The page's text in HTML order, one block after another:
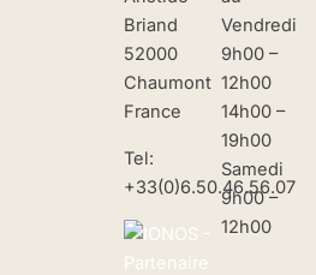
Briand
52000
Chaumont
France
Tel:
+33(0)6.50.46.56.07
Vendredi
9h00 –
12h00
14h00 –
19h00
Samedi
9h00 –
12h00